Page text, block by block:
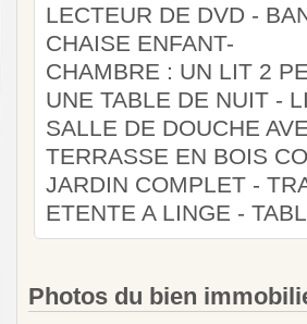
LECTEUR DE DVD -
CHAISE ENFANT-
CHAMBRE : UN LIT 2
UNE TABLE DE NUIT -
SALLE DE DOUCHE
TERRASSE EN BOIS
JARDIN COMPLET -
ETENTE A LINGE -
Photos du bien